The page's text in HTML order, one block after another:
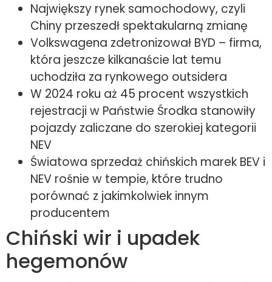
Największy rynek samochodowy, czyli
Chiny przeszedł spektakularną zmianę
Volkswagena zdetronizował BYD – firma,
która jeszcze kilkanaście lat temu
uchodziła za rynkowego outsidera
W 2024 roku aż 45 procent wszystkich
rejestracji w Państwie Środka stanowiły
pojazdy zaliczane do szerokiej kategorii
NEV
Światowa sprzedaż chińskich marek BEV i
NEV rośnie w tempie, które trudno
porównać z jakimkolwiek innym
producentem
Chiński wir i upadek
hegemonów